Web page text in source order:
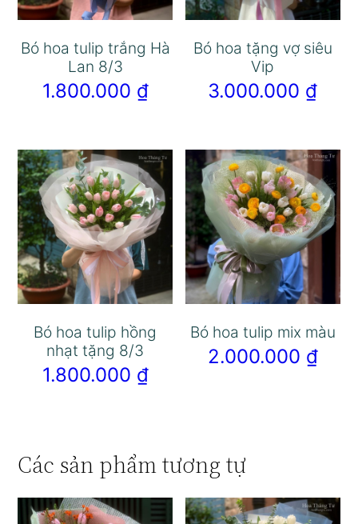
Bó hoa tulip trắng Hà
Lan 8/3
1.800.000 ₫
Bó hoa tặng vợ siêu
Vip
3.000.000 ₫
Bó hoa tulip hồng
nhạt tặng 8/3
1.800.000 ₫
Bó hoa tulip mix màu
2.000.000 ₫
Các sản phẩm tương tự